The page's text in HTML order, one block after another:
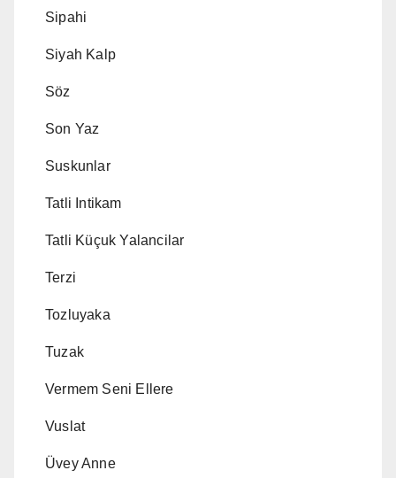
Sipahi
Siyah Kalp
Söz
Son Yaz
Suskunlar
Tatli Intikam
Tatli Küçuk Yalancilar
Terzi
Tozluyaka
Tuzak
Vermem Seni Ellere
Vuslat
Üvey Anne